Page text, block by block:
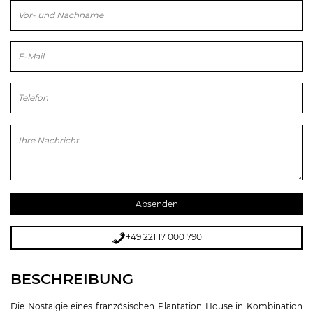
Bitte lasse dieses Feld leer.
+49 221 17 000 790
BESCHREIBUNG
Die Nostalgie eines französischen Plantation House in Kombination